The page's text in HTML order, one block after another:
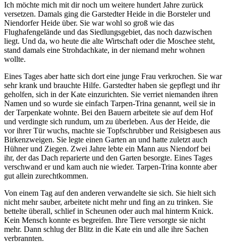
Ich möchte mich mit dir noch um weitere hundert Jahre zurück
versetzen. Damals ging die Garstedter Heide in die Borsteler und
Niendorfer Heide über. Sie war wohl so groß wie das
Flughafengelände und das Siedlungsgebiet, das noch dazwischen
liegt. Und da, wo heute die alte Wirtschaft oder die Moschee steht,
stand damals eine Strohdachkate, in der niemand mehr wohnen
wollte.
Eines Tages aber hatte sich dort eine junge Frau verkrochen. Sie war
sehr krank und brauchte Hilfe. Garstedter haben sie gepflegt und ihr
geholfen, sich in der Kate einzurichten. Sie verriet niemanden ihren
Namen und so wurde sie einfach Tarpen-Trina genannt, weil sie in
der Tarpenkate wohnte. Bei den Bauern arbeitete sie auf dem Hof
und verdingte sich rundum, um zu überleben. Aus der Heide, die
vor ihrer Tür wuchs, machte sie Topfschrubber und Reisigbesen aus
Birkenzweigen. Sie legte einen Garten an und hatte zuletzt auch
Hühner und Ziegen. Zwei Jahre lebte ein Mann aus Niendorf bei
ihr, der das Dach reparierte und den Garten besorgte. Eines Tages
verschwand er und kam auch nie wieder. Tarpen-Trina konnte aber
gut allein zurechtkommen.
Von einem Tag auf den anderen verwandelte sie sich. Sie hielt sich
nicht mehr sauber, arbeitete nicht mehr und fing an zu trinken. Sie
bettelte überall, schlief in Scheunen oder auch mal hinterm Knick.
Kein Mensch konnte es begreifen. Ihre Tiere versorgte sie nicht
mehr. Dann schlug der Blitz in die Kate ein und alle ihre Sachen
verbrannten.